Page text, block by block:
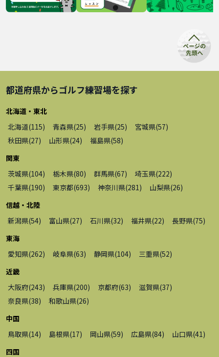
都道府県からゴルフ練習場を探す
北海道・東北
北海道(115) 青森県(25) 岩手県(25) 宮城県(57)
秋田県(27) 山形県(24) 福島県(58)
関東
茨城県(104) 栃木県(80) 群馬県(67) 埼玉県(222)
千葉県(190) 東京都(693) 神奈川県(281 ) 山梨県(26)
信越・北陸
新潟県(54) 富山県(27) 石川県(32) 福井県(22) 長野県(75)
東海
愛知県(262) 岐阜県(63) 静岡県(104) 三重県(52)
近畿
大阪府(243) 兵庫県(200) 京都府(63) 滋賀県(37)
奈良県(38) 和歌山県(26)
中国
鳥取県(14) 島根県(17) 岡山県(59) 広島県(84) 山口県(41 )
四国